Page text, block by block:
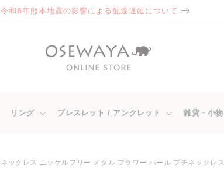
令和8年熊本地震の影響による配達遅延について
リング ブレスレット / アンクレット 雑貨・小物
ネックレス ニッケルフリー メタル フラワー パール プチネックレス